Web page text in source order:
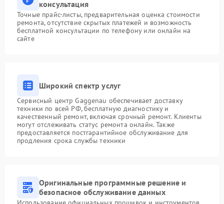
консультация
Точные прайс-листы, предварительная оценка стоимости
ремонта, отсутствие скрытых платежей и возможность
бесплатной консультации по телефону или онлайн на
сайте
Широкий спектр услуг
Сервисный центр Gaggenau обеспечивает доставку
техники по всей РФ, бесплатную диагностику и
качественный ремонт, включая срочный ремонт. Клиенты
могут отслеживать статус ремонта онлайн. Также
предоставляется постгарантийное обслуживание для
продления срока службы техники
Оригинальные программные решение и
безопасное обслуживание данных